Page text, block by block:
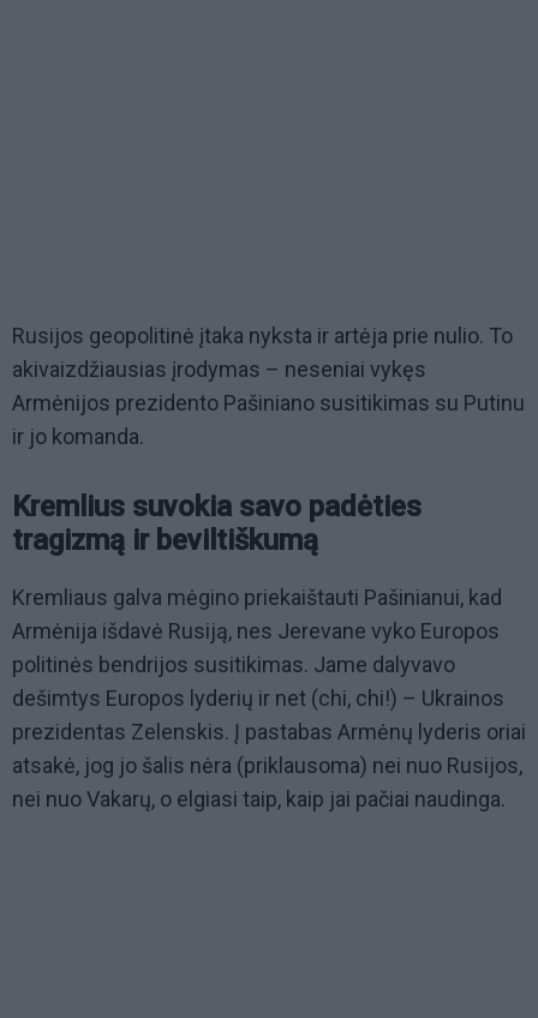
Rusijos geopolitinė įtaka nyksta ir artėja prie nulio. To
akivaizdžiausias įrodymas – neseniai vykęs
Armėnijos prezidento Pašiniano susitikimas su Putinu
ir jo komanda.
Kremlius suvokia savo padėties
tragizmą ir beviltiškumą
Kremliaus galva mėgino priekaištauti Pašinianui, kad
Armėnija išdavė Rusiją, nes Jerevane vyko Europos
politinės bendrijos susitikimas. Jame dalyvavo
dešimtys Europos lyderių ir net (chi, chi!) – Ukrainos
prezidentas Zelenskis. Į pastabas Armėnų lyderis oriai
atsakė, jog jo šalis nėra (priklausoma) nei nuo Rusijos,
nei nuo Vakarų, o elgiasi taip, kaip jai pačiai naudinga.